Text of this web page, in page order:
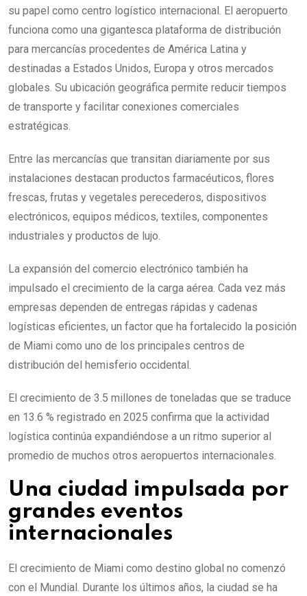
su papel como centro logístico internacional. El aeropuerto
funciona como una gigantesca plataforma de distribución
para mercancías procedentes de América Latina y
destinadas a Estados Unidos, Europa y otros mercados
globales. Su ubicación geográfica permite reducir tiempos
de transporte y facilitar conexiones comerciales
estratégicas.
Entre las mercancías que transitan diariamente por sus
instalaciones destacan productos farmacéuticos, flores
frescas, frutas y vegetales perecederos, dispositivos
electrónicos, equipos médicos, textiles, componentes
industriales y productos de lujo.
La expansión del comercio electrónico también ha
impulsado el crecimiento de la carga aérea. Cada vez más
empresas dependen de entregas rápidas y cadenas
logísticas eficientes, un factor que ha fortalecido la posición
de Miami como uno de los principales centros de
distribución del hemisferio occidental.
El crecimiento de 3.5 millones de toneladas que se traduce
en 13.6 % registrado en 2025 confirma que la actividad
logística continúa expandiéndose a un ritmo superior al
promedio de muchos otros aeropuertos internacionales.
Una ciudad impulsada por
grandes eventos
internacionales
El crecimiento de Miami como destino global no comenzó
con el Mundial. Durante los últimos años, la ciudad se ha